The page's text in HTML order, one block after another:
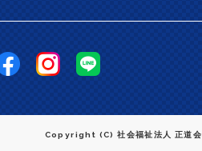
Copyright (C) 社会福祉法人 正道会